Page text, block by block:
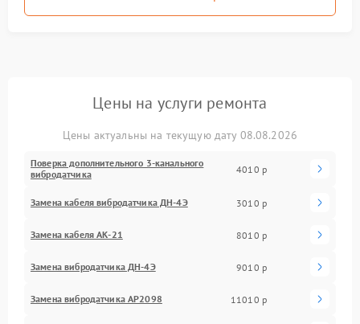
Цены на услуги ремонта
Цены актуальны на текущую дату 08.08.2026
Поверка дополнительного 3-канального
вибродатчика
4010 р
Замена кабеля вибродатчика ДН-4Э 3010 р
Замена кабеля АК-21 8010 р
Замена вибродатчика ДН-4Э 9010 р
Замена вибродатчика АР2098 11010 р